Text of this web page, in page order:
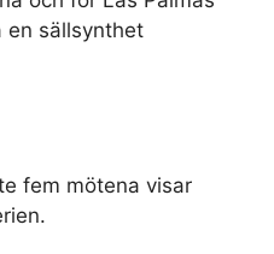
en sällsynthet
fem mötena visar